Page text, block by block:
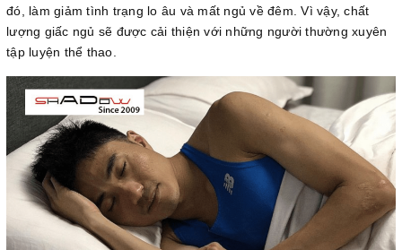
đó, làm giảm tình trạng lo âu và mất ngủ về đêm. Vì vậy, chất
lượng giấc ngủ sẽ được cải thiện với những người thường xuyên
tập luyện thể thao.